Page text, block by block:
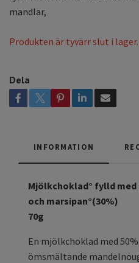
mandlar,
Produkten är tyvärr slut i lager.
Dela
INFORMATION
Mjölkchoklad° fylld
och marsipan°(30%)
70g
En mjölkchoklad med
ömsmältande